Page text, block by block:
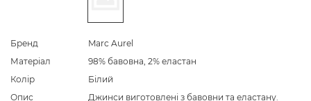
Бренд
Marc Aurel
Матеріал
98% бавовна, 2% еластан
Колір
Білий
Опис
Джинси виготовлені з бавовни та еластану.